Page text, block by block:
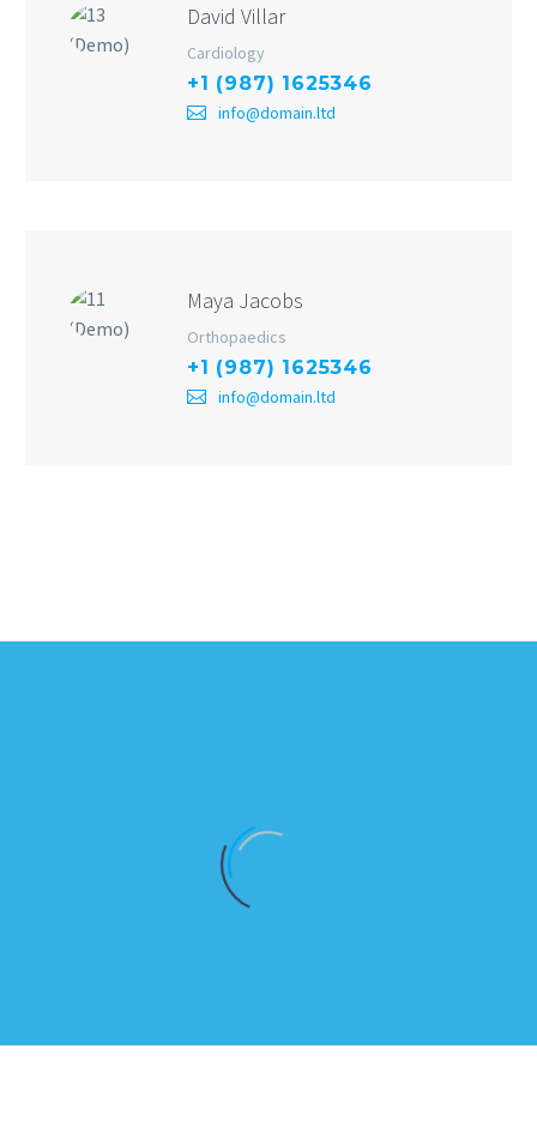
David Villar
Cardiology
+1 (987) 1625346
info@domain.ltd
Maya Jacobs
Orthopaedics
+1 (987) 1625346
info@domain.ltd